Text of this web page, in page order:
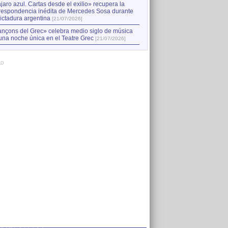
azul. Cartas desde el exilio» recupera la
inédita de Mercedes Sosa durante
argentina [21/07/2026]
del Grec» celebra medio siglo de música
noche única en el Teatre Grec [21/07/2026]